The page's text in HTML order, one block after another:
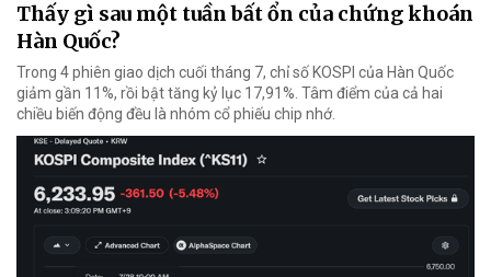
Thấy gì sau một tuần bất ổn của chứng khoán
Hàn Quốc?
Trong 4 phiên giao dịch cuối tháng 7, chỉ số KOSPI của Hàn Quốc
giảm gần 11%, rồi bật tăng kỷ lục 17,91%. Tâm điểm của cả hai
chiều biến động đều là nhóm cổ phiếu chip nhớ.